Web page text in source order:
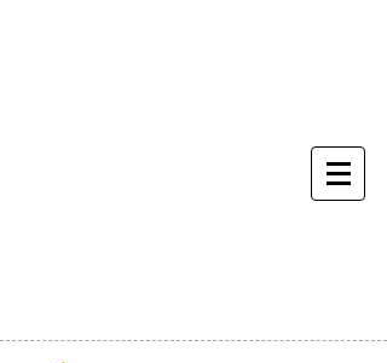
動悸 息切れ めまい 吐き
気 腰痛 打撲 痛み 頭痛